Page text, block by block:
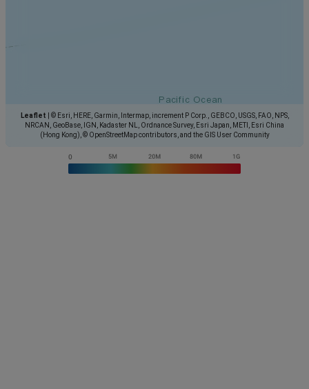
Leaflet
© Esri, HERE, Garmin, Intermap, increment P Corp., GEBCO, USGS, FAO, NPS,
NRCAN, GeoBase, IGN, Kadaster NL, Ordnance Survey, Esri Japan, METI, Esri China
(Hong Kong), © OpenStreetMap contributors, and the GIS User Community